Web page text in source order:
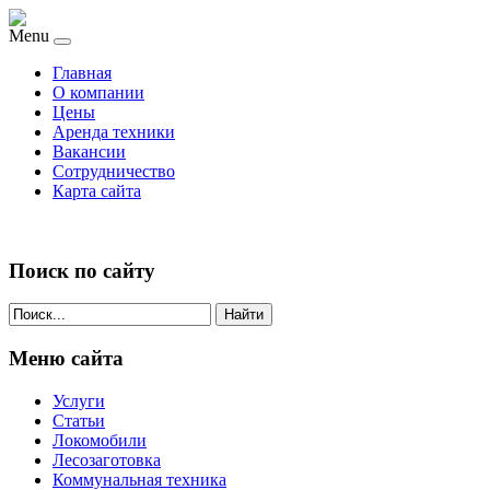
Menu
Главная
О компании
Цены
Аренда техники
Вакансии
Сотрудничество
Карта сайта
Поиск по сайту
Найти
Меню сайта
Услуги
Статьи
Локомобили
Лесозаготовка
Коммунальная техника